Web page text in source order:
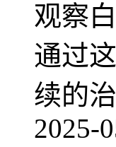
观察
通过
续的治
2025-